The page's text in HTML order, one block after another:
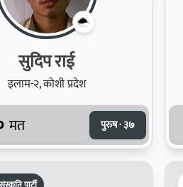
सुदिप राई
इलाम-२, कोशी प्रदेश
मत पुरुष · ३७